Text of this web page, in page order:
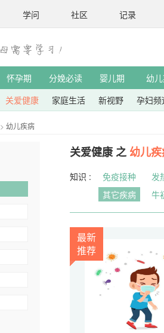
学问 社区 记录
怀孕期 分娩必读 婴儿期
幼
关爱健康 家庭生活 新视野 孕妇频
> 幼儿疾病
关爱健康 之 幼儿
知识 : 免疫接种
发
其它疾病
牛
最新
推荐